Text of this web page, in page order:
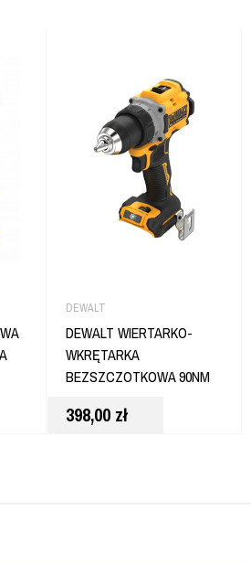
DEWALT
DEWALT WIERTARKO-
WKRĘTARKA
BEZSZCZOTKOWA 90NM
398,00 zł